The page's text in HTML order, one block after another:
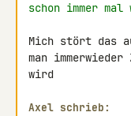
schon immer
Mich stört das
man
wird
Axel schrieb: